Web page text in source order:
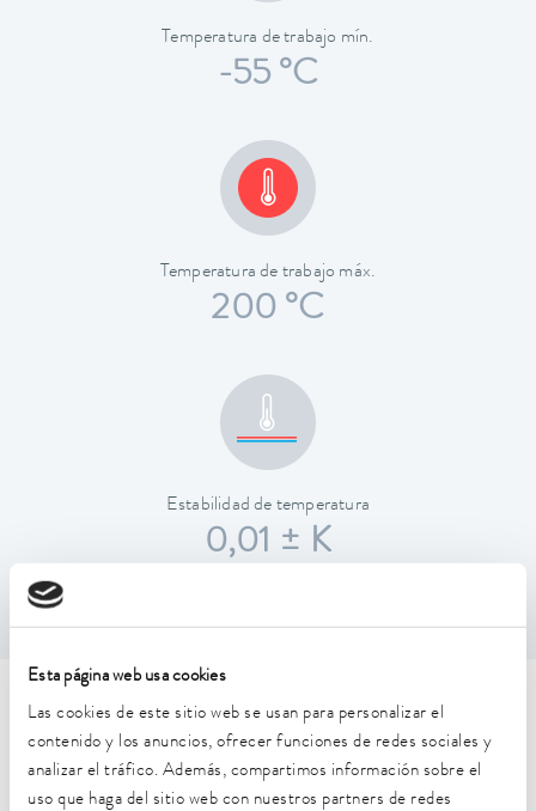
Esta página web usa cookies
Las cookies de este sitio web se usan para personalizar el
contenido y los anuncios, ofrecer funciones de redes sociales y
analizar el tráfico. Además, compartimos información sobre el
uso que haga del sitio web con nuestros partners de redes
Temperatura de trabajo mín.
-55 °C
Temperatura de trabajo máx.
200 °C
Estabilidad de temperatura
0,01 ± K
Características técnicas (según
DIN 12876)